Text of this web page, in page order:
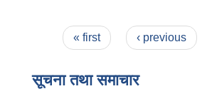
Pages« first ‹ previous
सूचना तथा समाचार